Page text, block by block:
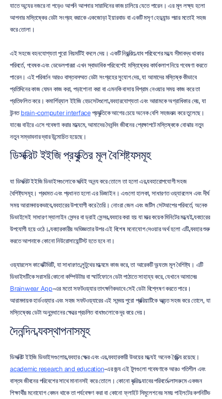
যাতে অন্যের নজরে না পড়েও আপনি আপনার সারাদিনের কাজ চালিয়ে যেতে পারেন। এর মূল লক্ষ্য হলো
আপনার মস্তিষ্কের ডেটা সংগ্রহ করাকে একজোড়া ইয়ারবাড বা একটি মসৃণ হেডব্যান্ড পরার মতোই সহজ
করে তোলা।
এই সহজে বহনযোগ্যতা পুরো নিয়মটিই বদলে দেয়। একটি নিয়ন্ত্রিত ল্যাব পরিবেশের মধ্যে সীমাবদ্ধ থাকার
পরিবর্তে, গবেষক এবং ডেভেলপাররা এখন স্বাভাবিক পরিবেশেই মস্তিষ্কের কার্যকলাপ নিয়ে গবেষণা করতে
পারেন। এই পরিবর্তন আরও বাস্তবসম্মত ডেটা সংগ্রহের সুযোগ দেয়, যা আমাদের মস্তিষ্ক কীভাবে
প্রতিদিনের কাজ যেমন কাজ করা, পড়াশোনা করা বা এমনকি বাসায় বিশ্রাম নেওয়ার সময় কাজ করে তা
প্রতিফলিত করে। কমার্শিয়্যাল ইইজি হেডসেটগুলো ব্যবহারযোগ্যতা এবং আরামকে অগ্রাধিকার দেয়, যা
উন্নত brain-computer interface প্রযুক্তিকে আগের চেয়ে অনেক বেশি সহজলভ্য করে তুলেছে।
ল্যাবের বাইরে এসে গবেষণা করার মাধ্যমে, আমাদের দৈনন্দিন জীবনের প্রেক্ষাপটে মস্তিষ্ককে বোঝার নতুন
নতুন সম্ভাবনার দ্বার উন্মোচিত হয়েছে।
ডিসক্রিট ইইজি প্রযুক্তির মূল বৈশিষ্ট্যসমূহ
যা ডিসক্রিট ইইজি ডিভাইসগুলোকে সত্যিই অনন্য করে তোলে তা হলো এর ব্যবহারোপযোগী সহজ
বৈশিষ্ট্যসমূহ। প্রথমত এবং প্রধানত হলো এর ডিজাইন। এগুলো হালকা, সাধারণত ওয়্যারলেস এবং দীর্ঘ
সময় আরামদায়কভাবে ব্যবহারের উপযোগী করে তৈরি। নোংরা জেল এবং জটিল সেটআপের পরিবর্তে, অনেক
ডিভাইসেই সাধারণ স্যালাইন সেন্সর বা ড্রাই সেন্সর ব্যবহার করা হয় যা মাত্র কয়েক মিনিটের মধ্যেই ব্যবহারের
উপযোগী হয়ে ওঠে। ব্যবহারকারীর অভিজ্ঞতার উপর এই বিশেষ মনোযোগ দেওয়ার অর্থ হলো এটি ব্যবহার শুরু
করতে আপনাকে কোনো নিউরোসায়েন্টিস্ট হতে হবে না।
ওয়্যারলেস কানেক্টিভিটি, যা সাধারণত ব্লুটুথের মাধ্যমে কাজ করে, তা আরেকটি অন্যতম মূল বৈশিষ্ট্য। এটি
Brainwear App-এর মতো সফটওয়্যার তাৎক্ষণিকভাবে সেই ডেটা বিশ্লেষণ করতে পারে।
আরামদায়ক হার্ডওয়্যার এবং সহজ সফটওয়্যারের এই সমন্বয় পুরো প্রক্রিয়াটিকে অত্যন্ত সহজ করে তোলে, যা
মস্তিষ্কের ডেটা অনুসন্ধানের ক্ষেত্রে প্রচলিত বাধাগুলোকে দূর করে দেয়।
দৈনন্দিন ব্যবস্থাপনাসমূহ
academic research and education-এর জন্য এই টুলগুলো গবেষণাকে আরও গতিশীল এবং
বাস্তব জীবনের পরিবেশের সাথে মানানসই করে তোলে। কোনো কৃত্রিম ল্যাবের পরিবর্তে ক্লাসরুমে একজন
শিক্ষার্থীর মনোযোগ কেমন থাকে তা পর্যবেক্ষণ করা বা কোনো ফ্লাইট সিমুলেশনের সময় পাইলটের কগনিটিভ